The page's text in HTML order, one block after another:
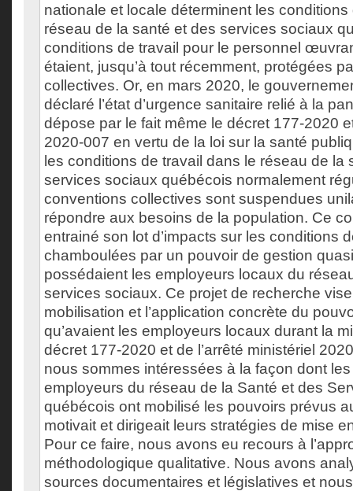
nationale et locale déterminent les
réseau de la santé et des services sociaux
conditions de travail pour le personnel
étaient, jusqu’à tout récemment, protégées
collectives. Or, en mars 2020, le
déclaré l’état d’urgence sanitaire relié à la
dépose par le fait même le décret 177-2020
2020-007 en vertu de la loi sur la santé
les conditions de travail dans le réseau de la
services sociaux québécois normalement
conventions collectives sont suspendues
répondre aux besoins de la population. Ce
entrainé son lot d’impacts sur les conditions
chamboulées par un pouvoir de gestion
possédaient les employeurs locaux du
services sociaux. Ce projet de recherche
mobilisation et l’application concrète du
qu’avaient les employeurs locaux durant la
décret 177-2020 et de l’arrêté ministériel
nous sommes intéressées à la façon dont
employeurs du réseau de la Santé et des
québécois ont mobilisé les pouvoirs prévus
motivait et dirigeait leurs stratégies de mise
Pour ce faire, nous avons eu recours à
méthodologique qualitative. Nous avons
sources documentaires et législatives et